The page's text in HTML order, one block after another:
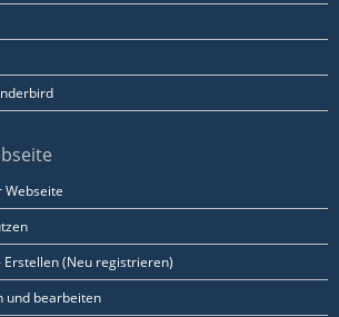
Webseite
(Neu registrieren)
und bearbeiten